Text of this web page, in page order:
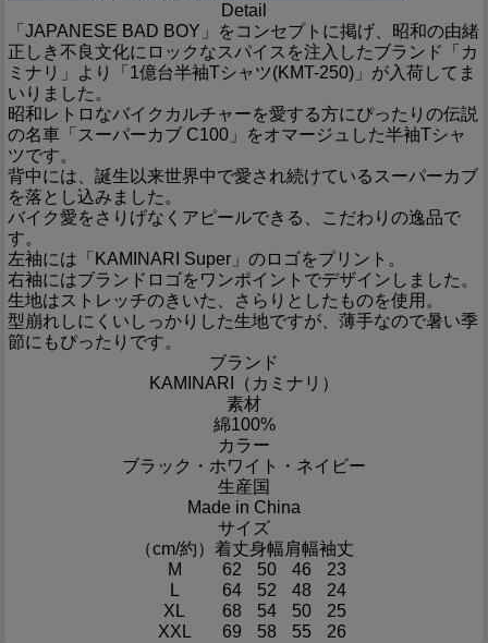
Detail
「JAPANESE BAD BOY」をコンセプトに掲げ、昭和の由緒
正しき不良文化にロックなスパイスを注入したブランド「カ
ミナリ」より「1億台半袖Tシャツ(KMT-250)」が入荷してま
いりました。
昭和レトロなバイクカルチャーを愛する方にぴったりの伝説
の名車「スーパーカブ C100」をオマージュした半袖Tシャ
ツです。
背中には、誕生以来世界中で愛され続けているスーパーカブ
を落とし込みました。
バイク愛をさりげなくアピールできる、こだわりの逸品で
す。
左袖には「KAMINARI Super」のロゴをプリント。
右袖にはブランドロゴをワンポイントでデザインしました。
生地はストレッチのきいた、さらりとしたものを使用。
型崩れしにくいしっかりした生地ですが、薄手なので暑い季
節にもぴったりです。
ブランド
KAMINARI（カミナリ）
素材
綿100%
カラー
ブラック・ホワイト・ネイビー
生産国
Made in China
サイズ
（cm/約） 着丈身幅肩幅袖丈
M
62 50 46
23
L
64 52 48
24
XL
68 54 50
25
XXL
69 58 55 26